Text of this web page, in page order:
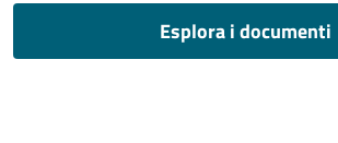
Esplora i documenti